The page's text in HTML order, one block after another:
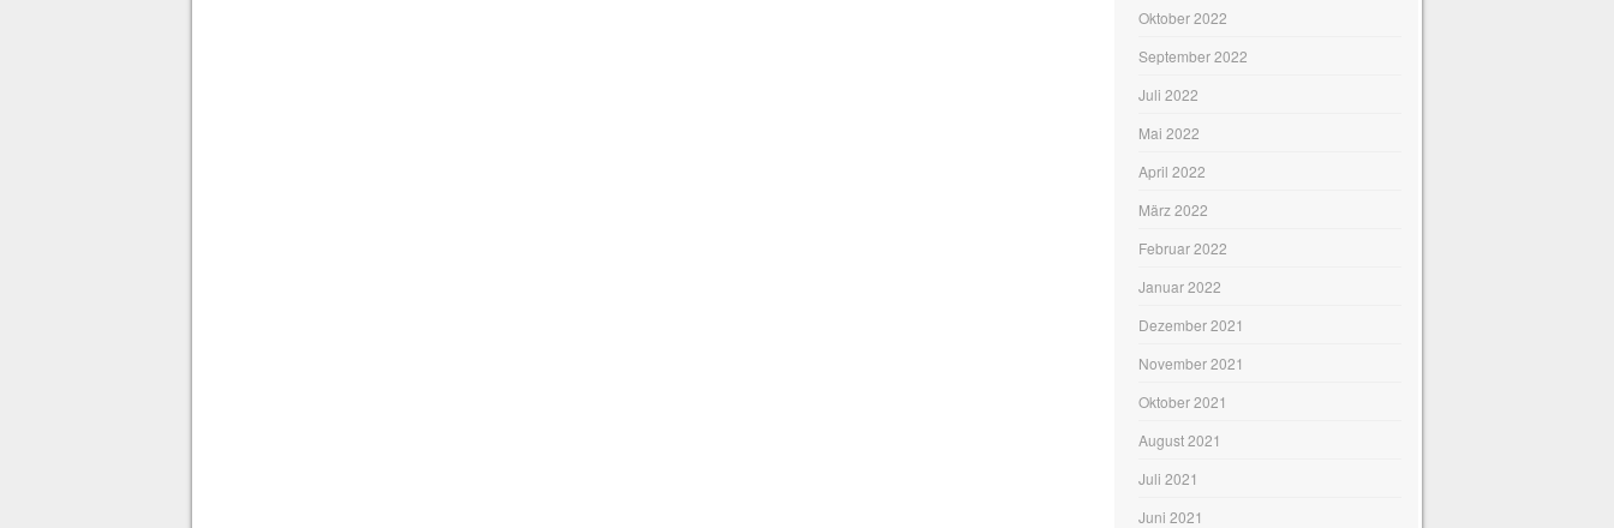
Oktober 2022
September 2022
Juli 2022
Mai 2022
April 2022
März 2022
Februar 2022
Januar 2022
Dezember 2021
November 2021
Oktober 2021
August 2021
Juli 2021
Juni 2021